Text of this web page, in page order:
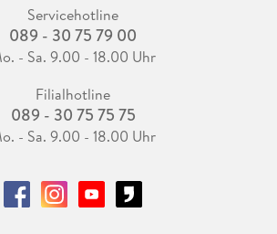
Servicehotline
089 - 30 75 79 00
- Sa. 9.00 - 18.00 Uhr
Filialhotline
089 - 30 75 75 75
- Sa. 9.00 - 18.00 Uhr